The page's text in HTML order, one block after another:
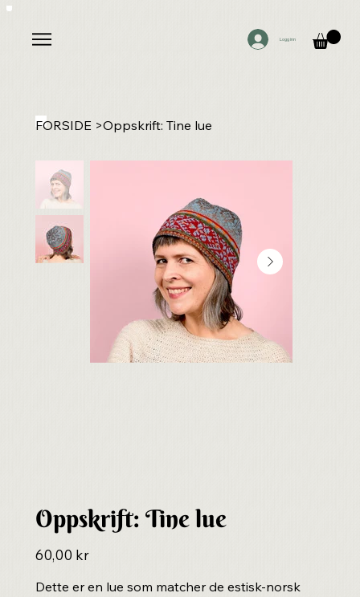
Logg inn
FORSIDE >Oppskrift: Tine lue
Oppskrift: Tine lue
Pris
60,00 kr
Dette er en lue som matcher de estisk-norsk